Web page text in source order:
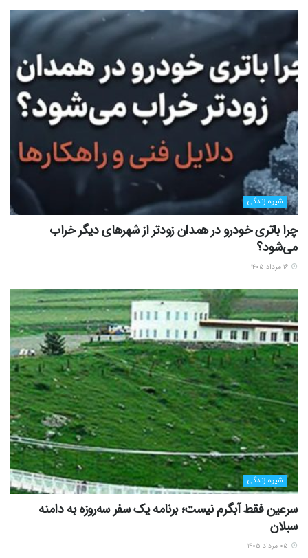
شیوه زندگی
چرا باتری خودرو در همدان زودتر از شهرهای دیگر خراب
می‌شود؟
شیوه زندگی
سرعین فقط آبگرم نیست؛ برنامه یک سفر سه‌روزه به دامنه
سبلان